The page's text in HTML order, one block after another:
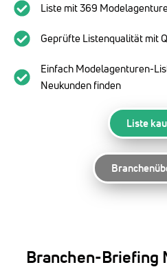
Liste mit 369
Geprüfte Listenqualität mit
Einfach Modelagenturen-
Neukunden finden
Liste
Branchen-Briefing